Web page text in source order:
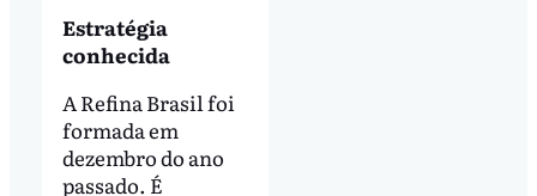
Estratégia
conhecida
A Refina Brasil foi
formada em
dezembro do ano
passado. É